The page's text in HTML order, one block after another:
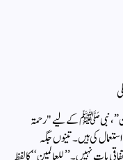
نبی ﷺ کے لیے "رحمۃ
کی ہیں۔ تینوں جگہ